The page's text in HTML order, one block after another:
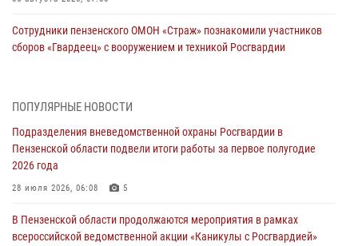
Сотрудники пензенского ОМОН «Страж» познакомили участников
сборов «Гвардеец» с вооружением и техникой Росгвардии
В Пензе сотрудники Росгвардии оказали помощь
05 августа 2026, 04:00
В Пензе при силовой поддержке Росгвардии пресечена
деятельность ОПГ, маскировавшейся под реабилитационный центр
ПОПУЛЯРНЫЕ НОВОСТИ
Подразделения вневедомственной охраны Росгвардии в
Пензенской области подвели итоги работы за первое полугодие
2026 года
28 июля 2026, 06:08 5
В Пензенской области продолжаются мероприятия в рамках
всероссийской ведомственной акции «Каникулы с Росгвардией»